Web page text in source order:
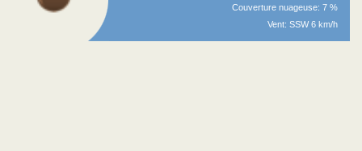
Couverture nuageuse: 7 %
Vent: SSW 6 km/h